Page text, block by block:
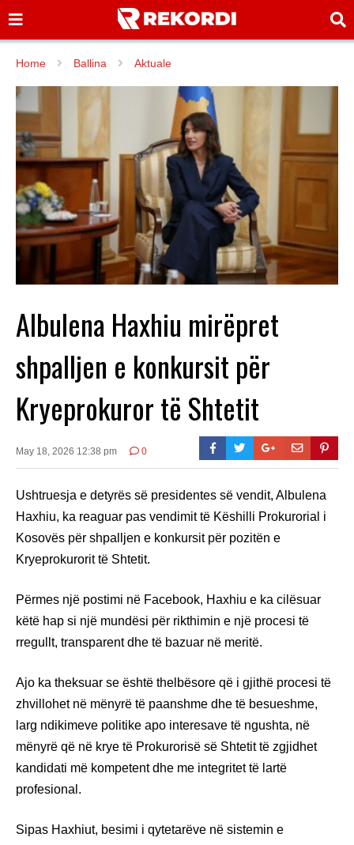
Home Ballina Aktuale
Albulena Haxhiu mirëpret
shpalljen e konkursit për
Kryeprokuror të Shtetit
May 18, 2026 12:38 pm 0
Ushtruesja e detyrës së presidentes së vendit, Albulena
Haxhiu, ka reaguar pas vendimit të Këshilli Prokurorial i
Kosovës për shpalljen e konkursit për pozitën e
Kryeprokurorit të Shtetit.
Përmes një postimi në Facebook, Haxhiu e ka cilësuar
këtë hap si një mundësi për rikthimin e një procesi të
rregullt, transparent dhe të bazuar në meritë.
Ajo ka theksuar se është thelbësore që i gjithë procesi të
zhvillohet në mënyrë të paanshme dhe të besueshme,
larg ndikimeve politike apo interesave të ngushta, në
mënyrë që në krye të Prokurorisë së Shtetit të zgjidhet
kandidati më kompetent dhe me integritet të lartë
profesional.
Sipas Haxhiut, besimi i qytetarëve në sistemin e